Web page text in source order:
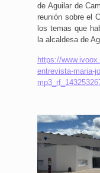
de Aguilar de
reunión sobre el
los temas que
la alcaldesa de
https://
entrevista-maria-